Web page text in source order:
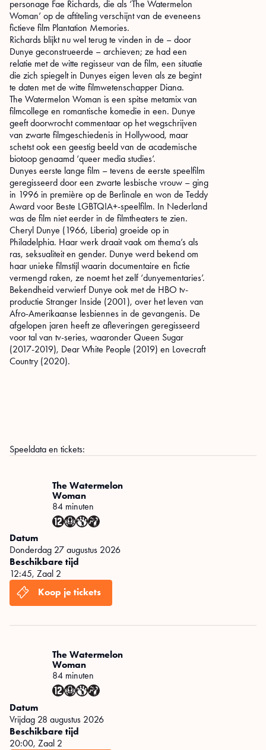
personage Fae Richards, die als ‘The Watermelon
Woman’ op de aftiteling verschijnt van de eveneens
fictieve film Plantation Memories.
Richards blijkt nu wel terug te vinden in de – door
Dunye geconstrueerde – archieven; ze had een
relatie met de witte regisseur van de film, een situatie
die zich spiegelt in Dunyes eigen leven als ze begint
te daten met de witte filmwetenschapper Diana.
The Watermelon Woman is een spitse metamix van
filmcollege en romantische komedie in een. Dunye
geeft doorwrocht commentaar op het wegschrijven
van zwarte filmgeschiedenis in Hollywood, maar
schetst ook een geestig beeld van de academische
biotoop genaamd ‘queer media studies’.
Dunyes eerste lange film – tevens de eerste speelfilm
geregisseerd door een zwarte lesbische vrouw – ging
in 1996 in première op de Berlinale en won de Teddy
Award voor Beste LGBTQIA+-speelfilm. In Nederland
was de film niet eerder in de filmtheaters te zien.
Cheryl Dunye (1966, Liberia) groeide op in
Philadelphia. Haar werk draait vaak om thema’s als
ras, seksualiteit en gender. Dunye werd bekend om
haar unieke filmstijl waarin documentaire en fictie
vermengd raken, ze noemt het zelf ‘dunyementaries’.
Bekendheid verwierf Dunye ook met de HBO tv-
productie Stranger Inside (2001), over het leven van
Afro-Amerikaanse lesbiennes in de gevangenis. De
afgelopen jaren heeft ze afleveringen geregisseerd
voor tal van tv-series, waaronder Queen Sugar
(2017-2019), Dear White People (2019) en Lovecraft
Country (2020).
Speeldata en tickets:
The Watermelon
Woman
84 minuten
Datum
donderdag 27 augustus 2026
Beschikbare tijd
12:45, Zaal 2
The Watermelon
Woman
84 minuten
Datum
vrijdag 28 augustus 2026
Beschikbare tijd
20:00, Zaal 2